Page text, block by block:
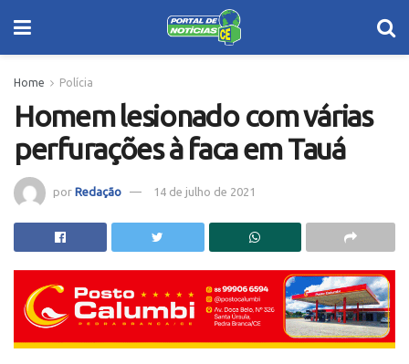
Home Polícia
Homem lesionado com várias
perfurações à faca em Tauá
por Redação 14 de julho de 2021